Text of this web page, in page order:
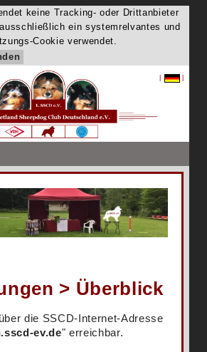
keine Tracking- oder Drittanbieter
ein systemrelvantes und
Cookie verwendet.
> Überblick
die SSCD-Internet-Adresse
ev.de" erreichbar.